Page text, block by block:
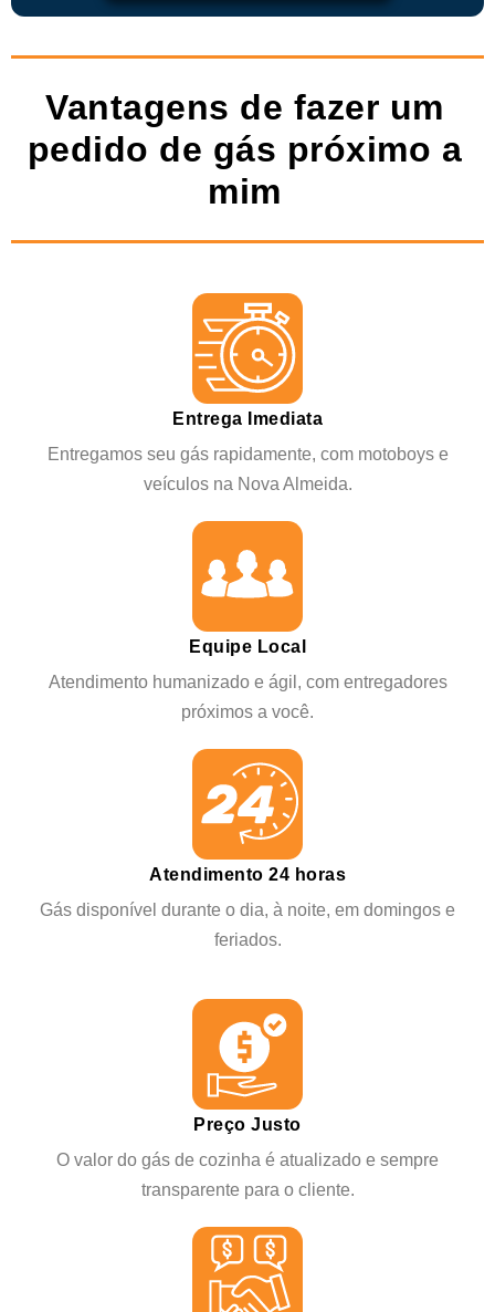
Vantagens de fazer um
pedido de gás próximo a
mim
Entrega Imediata
Entregamos seu gás rapidamente, com motoboys e
veículos na Nova Almeida.
Equipe Local
Atendimento humanizado e ágil, com entregadores
próximos a você.
Atendimento 24 horas
Gás disponível durante o dia, à noite, em domingos e
feriados.
Preço Justo
O valor do gás de cozinha é atualizado e sempre
transparente para o cliente.